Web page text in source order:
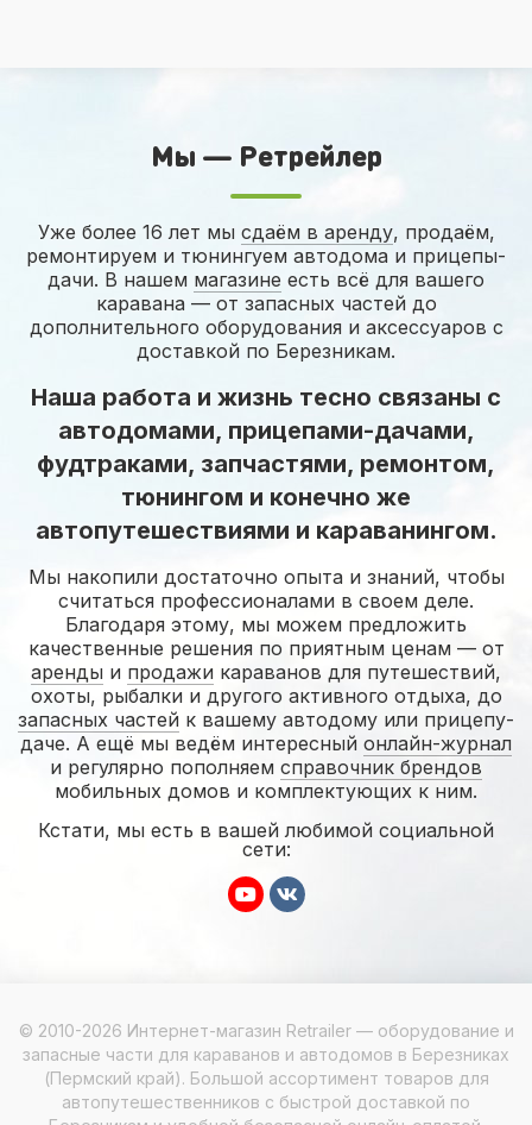
Мы — Ретрейлер
Уже более 16 лет мы сдаём в аренду, продаём,
ремонтируем и тюнингуем автодома и прицепы-
дачи. В нашем магазине есть всё для вашего
каравана — от запасных частей до
дополнительного оборудования и аксессуаров с
доставкой по Березникам.
Наша работа и жизнь тесно связаны с
автодомами, прицепами-дачами,
фудтраками, запчастями, ремонтом,
тюнингом и конечно же
автопутешествиями и караванингом.
Мы накопили достаточно опыта и знаний, чтобы
считаться профессионалами в своем деле.
Благодаря этому, мы можем предложить
качественные решения по приятным ценам — от
аренды и продажи караванов для путешествий,
охоты, рыбалки и другого активного отдыха, до
запасных частей к вашему автодому или прицепу-
даче. А ещё мы ведём интересный онлайн-журнал
и регулярно пополняем справочник брендов
мобильных домов и комплектующих к ним.
Кстати, мы есть в вашей любимой социальной
сети:
© 2010-2026 Интернет-магазин Retrailer — оборудование и
запасные части для караванов и автодомов в Березниках
(Пермский край). Большой ассортимент товаров для
автопутешественников с быстрой доставкой по